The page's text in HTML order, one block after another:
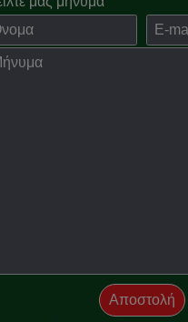
E-mail
Αποστολή